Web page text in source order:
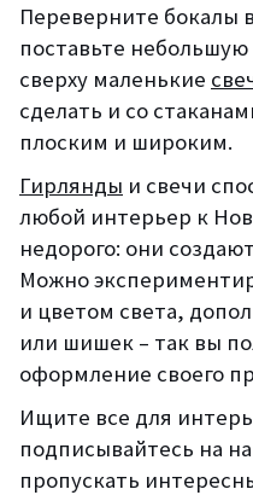
Переверните бокалы
поставьте небольшую
сверху маленькие
сделать и со
плоским и широким.
Гирлянды и свечи
любой интерьер к
недорого: они
Можно
и цветом света,
или шишек – так вы
оформление своего
Ищите все для
подписывайтесь на
пропускать